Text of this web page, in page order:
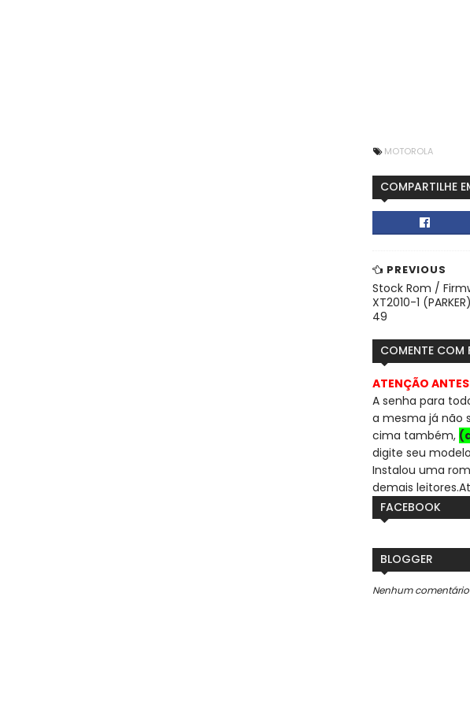
MOTOROLA
COMPARTILHE
PREVIOUS
Stock Rom /
XT2010-1
49
COMENTE COM
ATENÇÃO
A senha para
a mesma já não
cima também,
digite seu
Instalou uma
demais leitores.
FACEBOOK
BLOGGER
Nenhum comentário